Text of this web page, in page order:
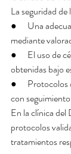
La seguridad
●      Una
mediante
●      El uso
obtenidas bajo
●
con
En la clínica del
protocolos
tratamientos